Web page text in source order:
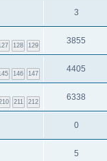
3
128 129 3855
146 147 4405
211 212 6338
0
5